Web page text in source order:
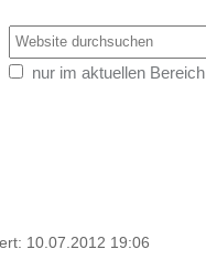
Website durchsuchen
nur im aktuellen Bereich
10.07.2012 19:06